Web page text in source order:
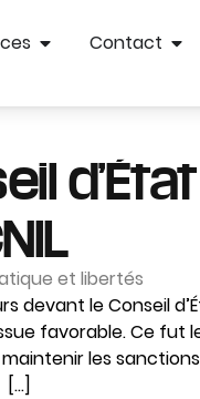
Contact
et libertés
devant le Conseil
favorable. Ce fut le
les
[…]